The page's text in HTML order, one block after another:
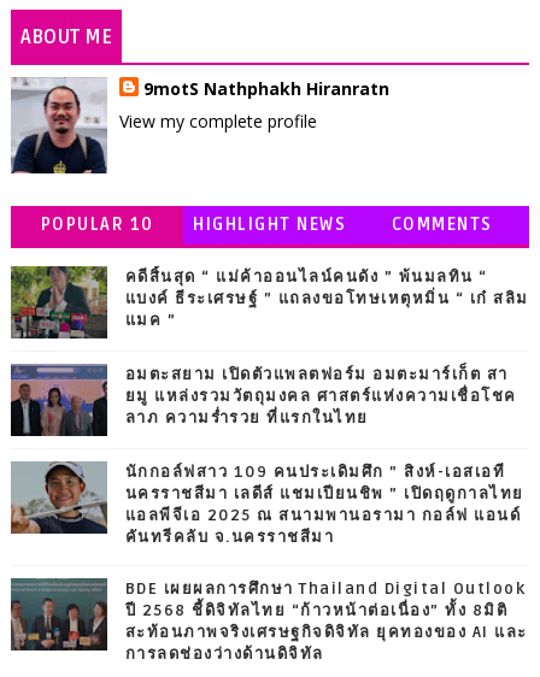
ABOUT ME
9motS Nathphakh Hiranratn
View my complete profile
POPULAR 10 HIGHLIGHT NEWS COMMENTS
คดีสิ้นสุด “ แม่ค้าออนไลน์คนดัง ” พ้นมลทิน “
แบงค์ ธีระเศรษฐ์ ” แถลงขอโทษเหตุหมิ่น “ เก๋ สลิม
แมค ”
อมตะสยาม เปิดตัวแพลตฟอร์ม อมตะมาร์เก็ต สา
ยมู แหล่งรวมวัตถุมงคล ศาสตร์แห่งความเชื่อโชค
ลาภ ความร่ำรวย ที่แรกในไทย
นักกอล์ฟสาว 109 คนประเดิมศึก ” สิงห์-เอสเอที
นครราชสีมา เลดีส์ แชมเปียนชิพ ” เปิดฤดูกาลไทย
แอลพีจีเอ 2025 ณ สนามพานอรามา กอล์ฟ แอนด์
คันทรีคลับ จ.นครราชสีมา
BDE เผยผลการศึกษา Thailand Digital Outlook
ปี 2568 ชี้ดิจิทัลไทย “ก้าวหน้าต่อเนื่อง” ทั้ง 8มิติ
สะท้อนภาพจริงเศรษฐกิจดิจิทัล ยุคทองของ AI และ
การลดช่องว่างด้านดิจิทัล